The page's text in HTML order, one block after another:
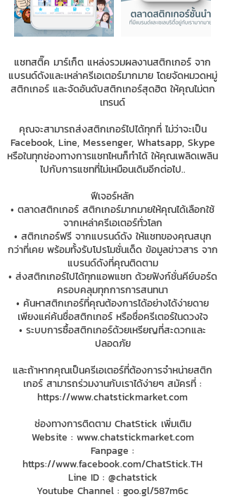
แชทสติ๊ค มาร์เก็ต แหล่งรวมผลงานสติกเกอร์ จาก
แบรนด์ดังและเหล่าครีเอเตอร์มากมาย โดยจัดหมวดหมู่
สติกเกอร์ และจัดอันดับสติกเกอร์สุดฮิต ให้คุณไม่ตก
เทรนด์
คุณจะสามารถส่งสติกเกอร์ไปได้ทุกที่ ไม่ว่าจะเป็น
Facebook, Line, Messenger, Whatsapp, Skype
หรือในทุกช่องทางการแชทไหนก็ทำได้ ให้คุณเพลิดเพลิน
ไปกับการแชทที่ไม่เหมือนเดิมอีกต่อไป..
ฟีเจอร์หลัก
• ตลาดสติกเกอร์ สติกเกอร์มากมายให้คุณได้เลือกใช้
จากเหล่าครีเอเตอร์ทั่วโลก
• สติกเกอร์ฟรี จากแบรนด์ดัง ให้แชทของคุณสนุก
กว่าที่เคย พร้อมทั้งรับโปรโมชั่นเด็ด ข้อมูลข่าวสาร จาก
แบรนด์ดังที่คุณติดตาม
• ส่งสติกเกอร์ไปได้ทุกแอพแชท ด้วยฟังก์ชั่นคีย์บอร์ด
ครอบคลุมทุกการการสนทนา
• ค้นหาสติกเกอร์ที่คุณต้องการได้อย่างได้ง่ายดาย
เพียงแค่ค้นชื่อสติกเกอร์ หรือชื่อครีเตอร์ในดวงใจ
• ระบบการซื้อสติกเกอร์ด้วยเหรียญที่สะดวกและ
ปลอดภัย
และถ้าหากคุณเป็นครีเอเตอร์ที่ต้องการจำหน่ายสติก
เกอร์ สามารถร่วมงานกับเราได้ง่ายๆ สมัครที่ :
https://www.chatstickmarket.com
ช่องทางการติดตาม ChatStick เพิ่มเติม
Website : www.chatstickmarket.com
Fanpage :
https://www.facebook.com/ChatStick.TH
Line ID : @chatstick
Youtube Channel : goo.gl/587m6c